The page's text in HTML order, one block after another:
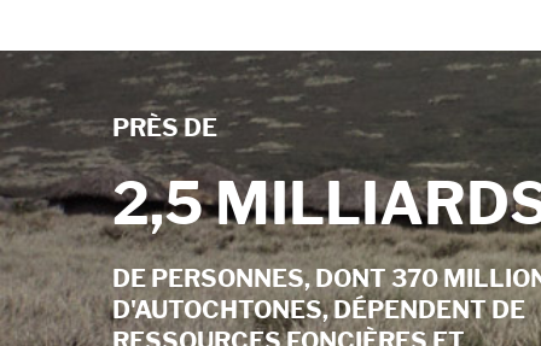
PRÈS DE
2,5
DE PERSONNES, DONT 370
D'AUTOCHTONES, DÉPENDENT DE